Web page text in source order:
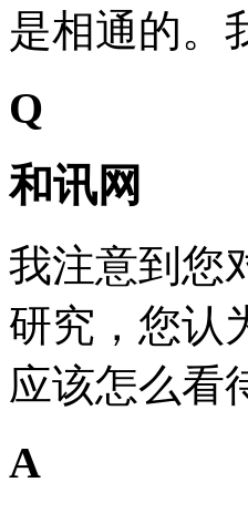
是相通的。
Q
和讯网
我注意到您
研究，您认
应该怎么看
A